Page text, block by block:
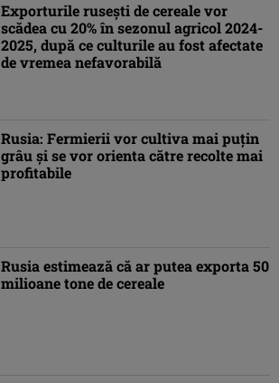
Exporturile rusești de cereale vor
scădea cu 20% în sezonul agricol 2024-
2025, după ce culturile au fost afectate
de vremea nefavorabilă
Rusia: Fermierii vor cultiva mai puţin
grâu şi se vor orienta către recolte mai
profitabile
Rusia estimează că ar putea exporta 50
milioane tone de cereale